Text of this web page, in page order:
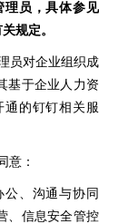
理员，具体参见
规定。
员对企业组织成
基于企业人力资
的钉钉相关服
意：
、沟通与协同
、信息安全管控